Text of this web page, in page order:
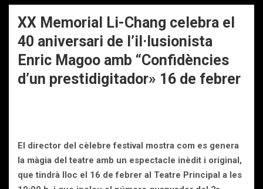
XX Memorial Li-Chang celebra el
40 aniversari de l’il·lusionista
Enric Magoo amb “Confidències
d’un prestidigitador» 16 de febrer
El director del cèlebre festival mostra com es genera
la màgia del teatre amb un espectacle inèdit i original,
que tindrà lloc el 16 de febrer al Teatre Principal a les